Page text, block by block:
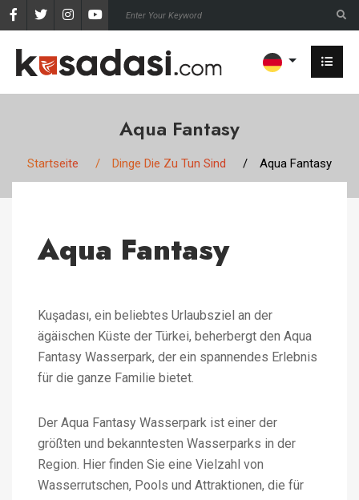
Aqua Fantasy
Startseite Dinge Die Zu Tun Sind Aqua Fantasy
Aqua Fantasy
Kuşadası, ein beliebtes Urlaubsziel an der
ägäischen Küste der Türkei, beherbergt den Aqua
Fantasy Wasserpark, der ein spannendes Erlebnis
für die ganze Familie bietet.
Der Aqua Fantasy Wasserpark ist einer der
größten und bekanntesten Wasserparks in der
Region. Hier finden Sie eine Vielzahl von
Wasserrutschen, Pools und Attraktionen, die für